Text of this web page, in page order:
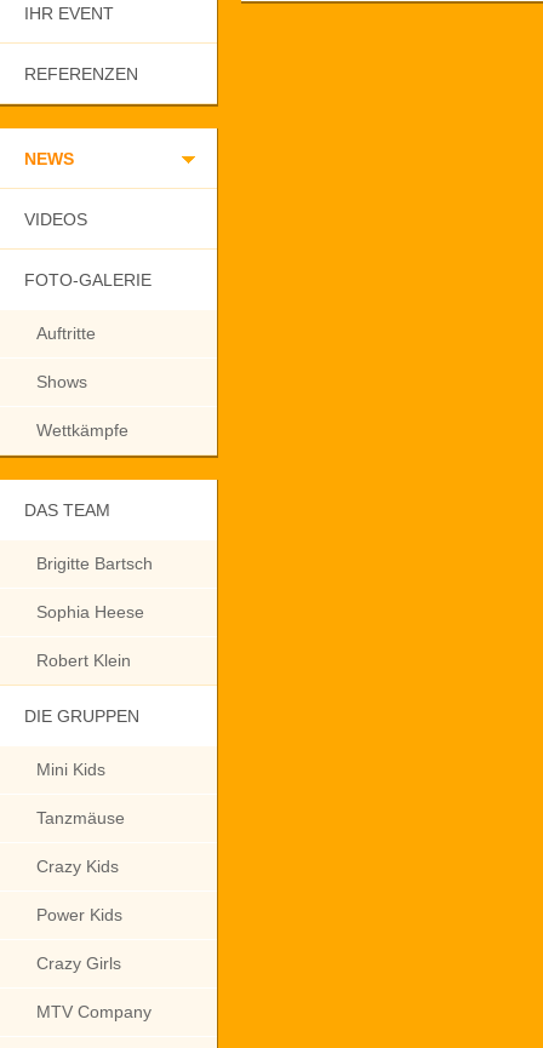
IHR EVENT
REFERENZEN
NEWS
VIDEOS
FOTO-GALERIE
Auftritte
Shows
Wettkämpfe
DAS TEAM
Brigitte Bartsch
Sophia Heese
Robert Klein
DIE GRUPPEN
Mini Kids
Tanzmäuse
Crazy Kids
Power Kids
Crazy Girls
MTV Company